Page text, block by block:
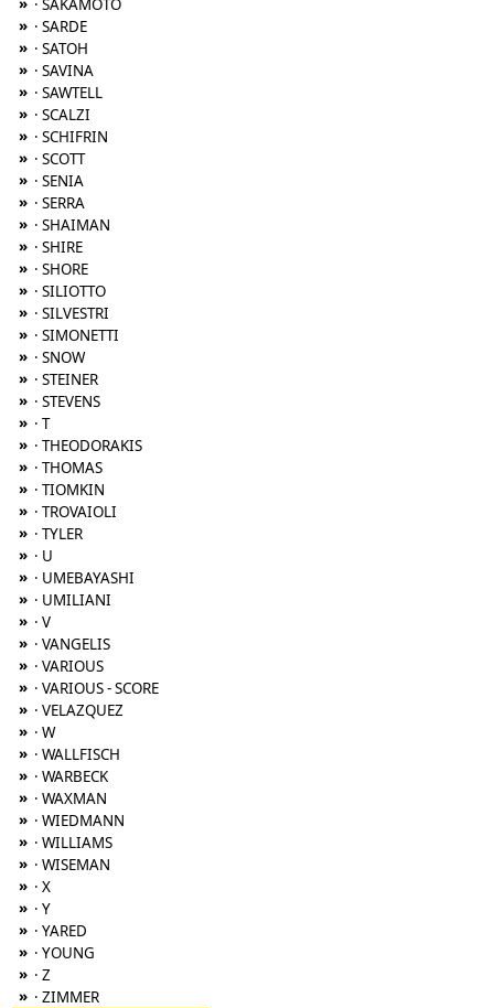
· SAKAMOTO
» · SARDE
» · SATOH
» · SAVINA
» · SAWTELL
» · SCALZI
» · SCHIFRIN
» · SCOTT
» · SENIA
» · SERRA
» · SHAIMAN
» · SHIRE
» · SHORE
» · SILIOTTO
» · SILVESTRI
» · SIMONETTI
» · SNOW
» · STEINER
» · STEVENS
» · T
» · THEODORAKIS
» · THOMAS
» · TIOMKIN
» · TROVAIOLI
» · TYLER
» · U
» · UMEBAYASHI
» · UMILIANI
» · V
» · VANGELIS
» · VARIOUS
» · VARIOUS - SCORE
» · VELAZQUEZ
» · W
» · WALLFISCH
» · WARBECK
» · WAXMAN
» · WIEDMANN
» · WILLIAMS
» · WISEMAN
» · X
» · Y
» · YARED
» · YOUNG
» · Z
» · ZIMMER